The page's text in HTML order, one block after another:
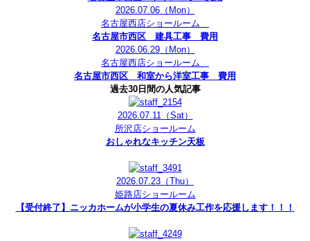
2026.07.06（Mon）
名古屋西店ショールーム
名古屋市西区 建具工事 費用
2026.06.29（Mon）
名古屋西店ショールーム
名古屋市西区 和室から洋室工事 費用
過去30日間の人気記事
2026.07.11（Sat）
所沢店ショールーム
おしゃれなキッチン天板
2026.07.23 （Thu）
姫路店ショールーム
【受付終了】ニッカホームが小学生の夏休み工作を応援します！！！